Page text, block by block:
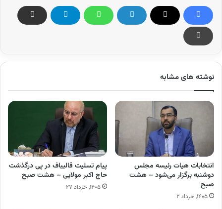
نوشته های مشابه
انتخابات هیات رئیسه مجلس
دوشنبه برگزار می‌شود – هشت
صبح
۱۴۰۵, خرداد ۲
پیام تسلیت قالیباف در پی درگذشت
حاج اکبر مولایی – هشت صبح
۱۴۰۵, خرداد ۲۷